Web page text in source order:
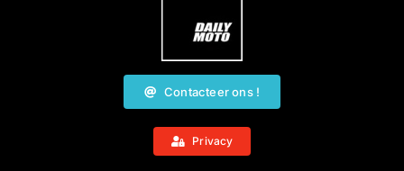
Contacteer ons !
Privacy